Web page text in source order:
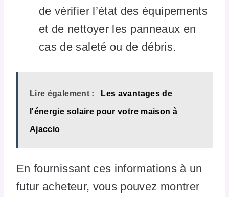
de vérifier l’état des équipements
et de nettoyer les panneaux en
cas de saleté ou de débris.
Lire également : Les avantages de
l'énergie solaire pour votre maison à
Ajaccio
En fournissant ces informations à un
futur acheteur, vous pouvez montrer